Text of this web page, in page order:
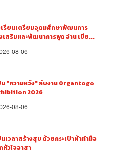
เรียนเตรียมอุดมศึกษาพัฒนการ
เสริมและพัฒนาการพูด อ่าน เขีย...
08-06
น "ความหวัง" กับงาน Organtogo
2026
08-06
เวลาสร้างสุข ด้วยกระเป๋าผ้าทำมือ
หัวใจอาสา